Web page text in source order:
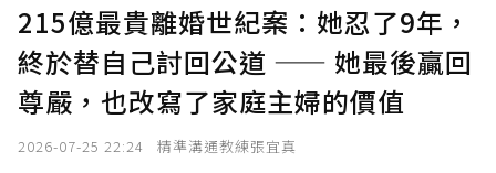
215億最貴離婚世紀案：她忍了9年，
終於替自己討回公道 —— 她最後贏回
尊嚴，也改寫了家庭主婦的價值
2026-07-25 22:24 精準溝通教練張宜真